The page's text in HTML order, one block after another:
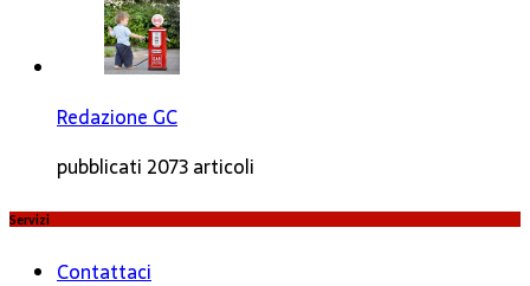
Redazione GC
pubblicati 2073 articoli
Servizi
Contattaci